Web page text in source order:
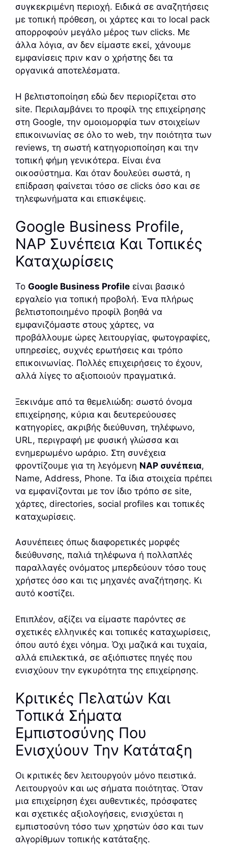
συγκεκριμένη περιοχή. Ειδικά σε αναζητήσεις
με τοπική πρόθεση, οι χάρτες και το local pack
απορροφούν μεγάλο μέρος των clicks. Με
άλλα λόγια, αν δεν είμαστε εκεί, χάνουμε
εμφανίσεις πριν καν ο χρήστης δει τα
οργανικά αποτελέσματα.
Η βελτιστοποίηση εδώ δεν περιορίζεται στο
site. Περιλαμβάνει το προφίλ της επιχείρησης
στη Google, την ομοιομορφία των στοιχείων
επικοινωνίας σε όλο το web, την ποιότητα των
reviews, τη σωστή κατηγοριοποίηση και την
τοπική φήμη γενικότερα. Είναι ένα
οικοσύστημα. Και όταν δουλεύει σωστά, η
επίδραση φαίνεται τόσο σε clicks όσο και σε
τηλεφωνήματα και επισκέψεις.
Google Business Profile,
NAP Συνέπεια Και Τοπικές
Καταχωρίσεις
Το Google Business Profile είναι βασικό
εργαλείο για τοπική προβολή. Ένα πλήρως
βελτιστοποιημένο προφίλ βοηθά να
εμφανιζόμαστε στους χάρτες, να
προβάλλουμε ώρες λειτουργίας, φωτογραφίες,
υπηρεσίες, συχνές ερωτήσεις και τρόπο
επικοινωνίας. Πολλές επιχειρήσεις το έχουν,
αλλά λίγες το αξιοποιούν πραγματικά.
Ξεκινάμε από τα θεμελιώδη: σωστό όνομα
επιχείρησης, κύρια και δευτερεύουσες
κατηγορίες, ακριβής διεύθυνση, τηλέφωνο,
URL, περιγραφή με φυσική γλώσσα και
ενημερωμένο ωράριο. Στη συνέχεια
φροντίζουμε για τη λεγόμενη NAP συνέπεια,
Name, Address, Phone. Τα ίδια στοιχεία πρέπει
να εμφανίζονται με τον ίδιο τρόπο σε site,
χάρτες, directories, social profiles και τοπικές
καταχωρίσεις.
Ασυνέπειες όπως διαφορετικές μορφές
διεύθυνσης, παλιά τηλέφωνα ή πολλαπλές
παραλλαγές ονόματος μπερδεύουν τόσο τους
χρήστες όσο και τις μηχανές αναζήτησης. Κι
αυτό κοστίζει.
Επιπλέον, αξίζει να είμαστε παρόντες σε
σχετικές ελληνικές και τοπικές καταχωρίσεις,
όπου αυτό έχει νόημα. Όχι μαζικά και τυχαία,
αλλά επιλεκτικά, σε αξιόπιστες πηγές που
ενισχύουν την εγκυρότητα της επιχείρησης.
Κριτικές Πελατών Και
Τοπικά Σήματα
Εμπιστοσύνης Που
Ενισχύουν Την Κατάταξη
Οι κριτικές δεν λειτουργούν μόνο πειστικά.
Λειτουργούν και ως σήματα ποιότητας. Όταν
μια επιχείρηση έχει αυθεντικές, πρόσφατες
και σχετικές αξιολογήσεις, ενισχύεται η
εμπιστοσύνη τόσο των χρηστών όσο και των
αλγορίθμων τοπικής κατάταξης.